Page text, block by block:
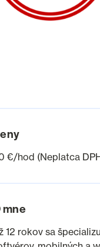
€/hod (Neplatca
mne
12 rokov sa